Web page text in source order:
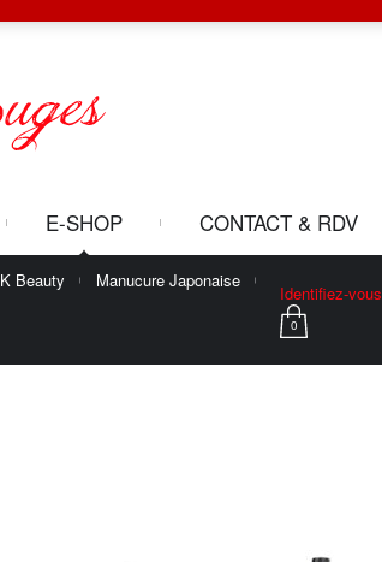
E-SHOP CONTACT & RDV
K Beauty Manucure Japonaise
Identifiez-vous
0